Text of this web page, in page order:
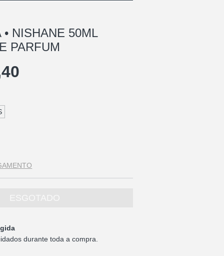
NISHANE 50ML
PARFUM
durante toda a compra.